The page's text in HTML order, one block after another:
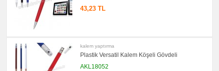
43,23 TL
kalem yaptırma
Plastik Versatil Kalem Köşeli Gövdeli
AKL18052
promosyon
Lazerli
Kalem
Fonksiyonlu
Kalem